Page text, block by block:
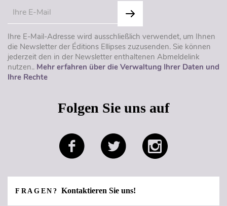
Ihre E-Mail-Adresse wird ausschließlich verwendet, um Ihnen
die Newsletter der Éditions Ellipses zuzusenden. Sie können
jederzeit den in der Newsletter enthaltenen Abmeldelink
nutzen.. Mehr erfahren über die Verwaltung Ihrer Daten und
Ihre Rechte
Folgen Sie uns auf
FRAGEN?Kontaktieren Sie uns!